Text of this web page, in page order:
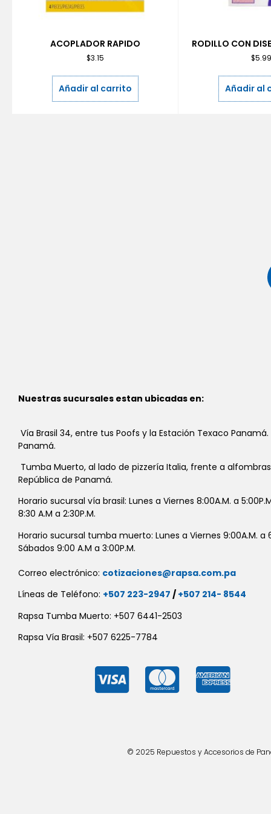
ACOPLADOR RAPIDO
$3.15
Añadir al carrito
RODILLO CON
$
Añadir al
Nuestras sucursales estan ubicadas en:
Vía Brasil 34, entre tus Poofs y la Estación Texaco
Panamá.
Tumba Muerto, al lado de pizzería Italia, frente a
República de Panamá.
Horario sucursal vía brasil: Lunes a Viernes 8:00A.M. a
8:30 A.M a 2:30P.M.
Horario sucursal tumba muerto: Lunes a Viernes 9:00A.M. a
Sábados 9:00 A.M a 3:00P.M.
Correo electrónico: cotizaciones@rapsa.com.pa
Líneas de Teléfono: +507 223-2947 / +507 214- 8544
Rapsa Tumba Muerto: +507 6441-2503
Rapsa Vía Brasil: +507 6225-7784
© 2025 Repuestos y Accesorios de